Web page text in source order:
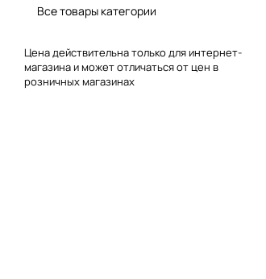
Все товары категории
Цена действительна только для интернет-
магазина и может отличаться от цен в
розничных магазинах